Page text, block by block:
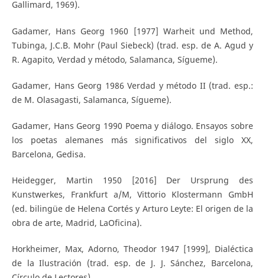
Gallimard, 1969).
Gadamer, Hans Georg 1960 [1977] Warheit und Method,
Tubinga, J.C.B. Mohr (Paul Siebeck) (trad. esp. de A. Agud y
R. Agapito, Verdad y método, Salamanca, Sígueme).
Gadamer, Hans Georg 1986 Verdad y método II (trad. esp.:
de M. Olasagasti, Salamanca, Sígueme).
Gadamer, Hans Georg 1990 Poema y diálogo. Ensayos sobre
los poetas alemanes más significativos del siglo XX,
Barcelona, Gedisa.
Heidegger, Martin 1950 [2016] Der Ursprung des
Kunstwerkes, Frankfurt a/M, Vittorio Klostermann GmbH
(ed. bilingüe de Helena Cortés y Arturo Leyte: El origen de la
obra de arte, Madrid, LaOficina).
Horkheimer, Max, Adorno, Theodor 1947 [1999], Dialéctica
de la Ilustración (trad. esp. de J. J. Sánchez, Barcelona,